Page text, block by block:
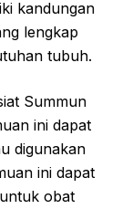
kandungan
lengkap
tubuh.
Summun
ini dapat
digunakan
ini dapat
obat